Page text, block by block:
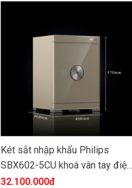
Két sắt nhập khẩu Philips
SBX602-5CU khoá vân tay điện
tử
32.100.000đ